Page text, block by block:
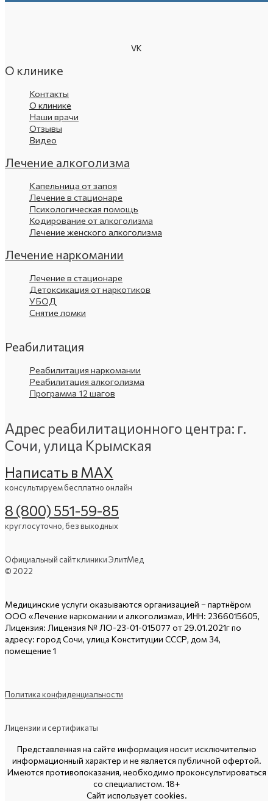
VK
О клинике
Контакты
О клинике
Наши врачи
Отзывы
Видео
Лечение алкоголизма
Капельница от запоя
Лечение в стационаре
Психологическая помощь
Кодирование от алкоголизма
Лечение женского алкоголизма
Лечение наркомании
Лечение в стационаре
Детоксикация от наркотиков
УБОД
Снятие ломки
Реабилитация
Реабилитация наркомании
Реабилитация алкоголизма
Программа 12 шагов
Адрес реабилитационного центра: г.
Сочи, улица Крымская
Написать в МАХ
консультируем бесплатно онлайн
8 (800) 551-59-85
круглосуточно, без выходных
Официальный сайт клиники ЭлитМед
© 2022
Медицинские услуги оказываются организацией – партнёром
ООО «Лечение наркомании и алкоголизма», ИНН: 2366015605,
Лицензия: Лицензия № ЛО-23-01-015077 от 29.01.2021г по
адресу: город Сочи, улица Конституции СССР, дом 34,
помещение 1
Политика конфиденциальности
Лицензии и сертификаты
Представленная на сайте информация носит исключительно
информационный характер и не является публичной офертой.
Имеются противопоказания, необходимо проконсультироваться
со специалистом. 18+
Сайт использует cookies.